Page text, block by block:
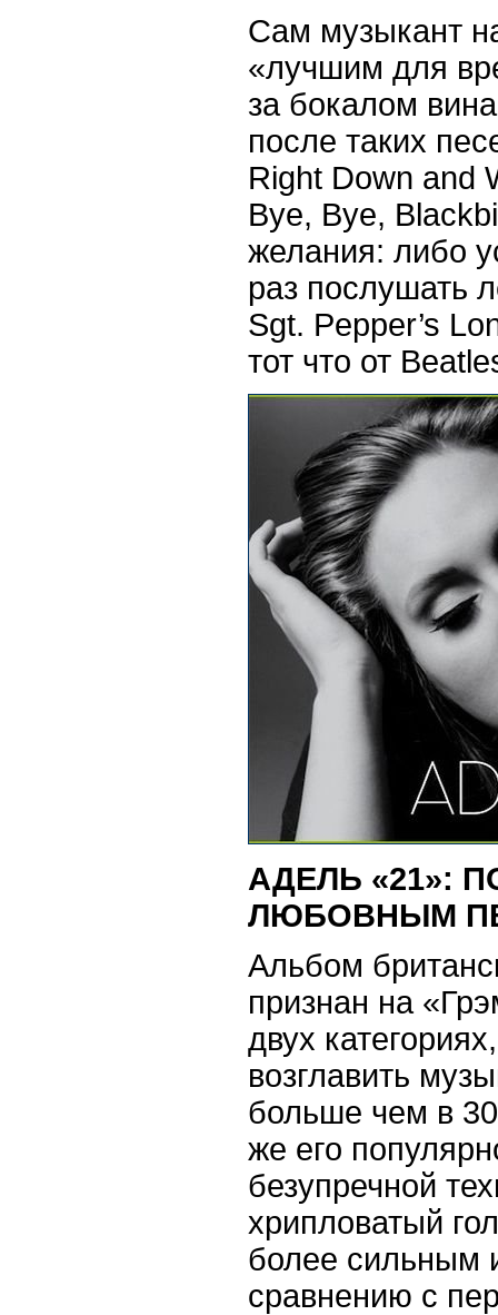
Сам музыкант
«лучшим для
за бокалом
после таких
Right Down and
Bye, Bye,
желания: либо
раз послушать
Sgt. Pepper’s
тот что от
АДЕЛЬ «21»:
ЛЮБОВНЫМ
Альбом
признан на
двух
возглавить
больше чем в
же его
безупречной
хрипловатый
более сильным
сравнению с